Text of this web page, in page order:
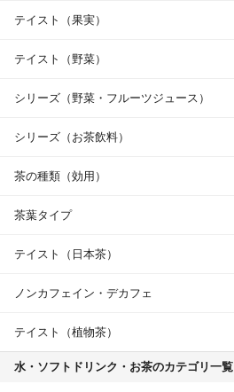
テイスト（果実）
テイスト（野菜）
シリーズ（野菜・フルーツジュース）
シリーズ（お茶飲料）
茶の種類（効用）
茶葉タイプ
テイスト（日本茶）
ノンカフェイン・デカフェ
テイスト（植物茶）
水・ソフトドリンク・お茶のカテゴリ一覧